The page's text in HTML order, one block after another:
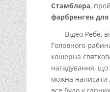
Стамблера,
фарбренген для
Відео Ребе,
Головного
кошерна
нагадування, що
можна